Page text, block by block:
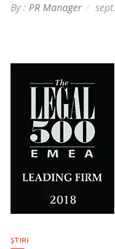
By : PR Manager
ȘTIRI